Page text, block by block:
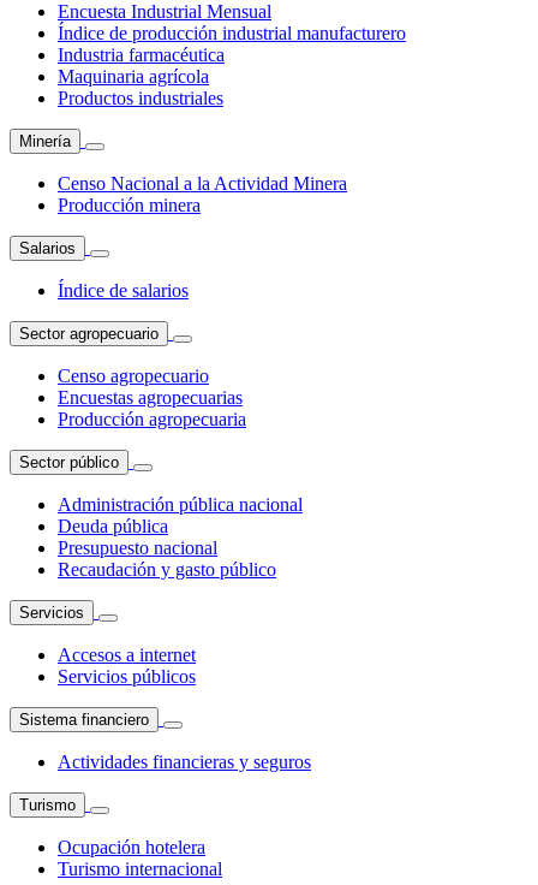
Encuesta Industrial Mensual
Índice de producción industrial manufacturero
Industria farmacéutica
Maquinaria agrícola
Productos industriales
Minería
Censo Nacional a la Actividad Minera
Producción minera
Salarios
Índice de salarios
Sector agropecuario
Censo agropecuario
Encuestas agropecuarias
Producción agropecuaria
Sector público
Administración pública nacional
Deuda pública
Presupuesto nacional
Recaudación y gasto público
Servicios
Accesos a internet
Servicios públicos
Sistema financiero
Actividades financieras y seguros
Turismo
Ocupación hotelera
Turismo internacional